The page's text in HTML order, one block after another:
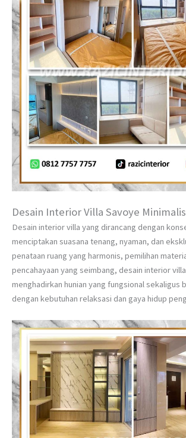
Desain Interior Villa Savoye
Desain interior villa yang dirancang dengan
menciptakan suasana tenang, nyaman, dan
penataan ruang yang harmonis, pemilihan
pencahayaan yang seimbang, desain interior
menghadirkan hunian yang fungsional sekaligus
dengan kebutuhan relaksasi dan gaya hidup